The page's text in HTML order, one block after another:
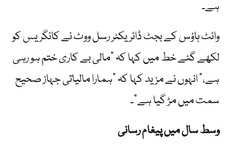
ہے۔
وائٹ ہاؤس کے بجٹ ڈائریکٹر رسل ووٹ نے کانگریس کو
لکھے گئے خط میں کہا کہ "مالی بے کاری ختم ہو رہی
ہے،” انہوں نے مزید کہا کہ "ہمارا مالیاتی جہاز صحیح
سمت میں مڑ گیا ہے”۔
وسط سال میں پیغام رسانی